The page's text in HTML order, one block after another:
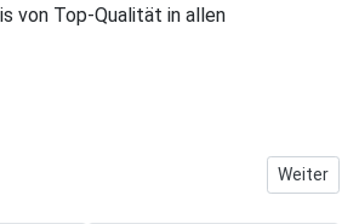
von Top-Qualität in allen
Bikes und MTBs von BULLS und Nächster
Weiter